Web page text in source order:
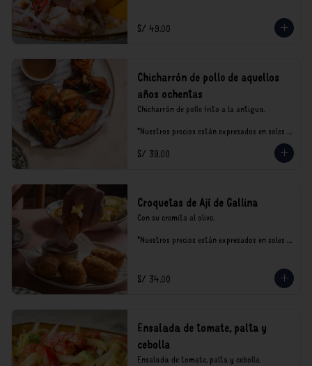
S/ 49.00
Chicharrón de pollo de aquellos
años ochentas
Chicharrón de pollo frito a la antigua.
*Nuestros precios están expresados en soles e
consumo.
S/ 39.00
Croquetas de Ají de Gallina
Con su cremita al olivo.
*Nuestros precios están expresados en soles e
S/ 34.00
Ensalada de tomate, palta y
cebolla
Ensalada de tomate, palta y cebolla.